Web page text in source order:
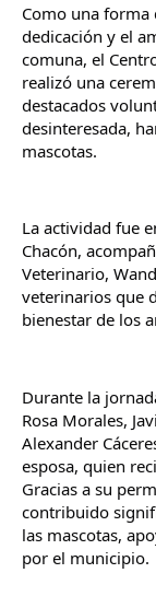
Como una forma
dedicación y el
comuna, el
realizó una
destacados
desinteresada,
mascotas.
La actividad fue
Chacón,
Veterinario,
veterinarios que
bienestar de los
Durante la
Rosa Morales,
Alexander
esposa, quien
Gracias a su
contribuido
las mascotas,
por el municipio.